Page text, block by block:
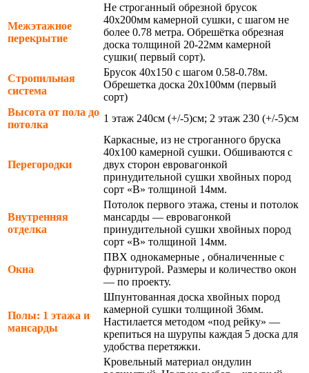
Межэтажное
перекрытие
Не строганный обрезной брусок
40х200мм камерной сушки, с шагом не
более 0.78 метра. Обрешётка обрезная
доска толщиной 20-22мм камерной
сушки( первый сорт).
Стропильная
система
Брусок 40х150 с шагом 0.58-0.78м.
Обрешетка доска 20х100мм (первый
сорт)
Высота от пола до
потолка
1 этаж 240см (+/-5)см; 2 этаж 230 (+/-5)см
Перегородки
Каркасные, из не строганного бруска
40х100 камерной сушки. Обшиваются с
двух сторон евровагонкой
принудительной сушки хвойных пород
сорт «В» толщиной 14мм.
Внутренняя
отделка
Потолок первого этажа, стены и потолок
мансарды — евровагонкой
принудительной сушки хвойных пород
сорт «В» толщиной 14мм.
Окна
ПВХ однокамерные , обналиченные с
фурнитурой. Размеры и количество окон
— по проекту.
Полы: 1 этажа и
мансарды
Шпунтованная доска хвойных пород
камерной сушки толщиной 36мм.
Настилается методом «под рейку» —
крепиться на шурупы каждая 5 доска для
удобства перетяжки.
Кровельный материал ондулин